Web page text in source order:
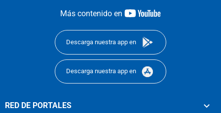
Más contenido en
youtube-
Descarga nuestra app en
Descarga nuestra app en
RED DE PORTALES